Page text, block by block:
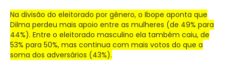
Na divisão do eleitorado por gênero, o Ibope aponta que
Dilma perdeu mais apoio entre as mulheres (de 49% para
44%). Entre o eleitorado masculino ela também caiu, de
53% para 50%, mas continua com mais votos do que a
soma dos adversários (43%).